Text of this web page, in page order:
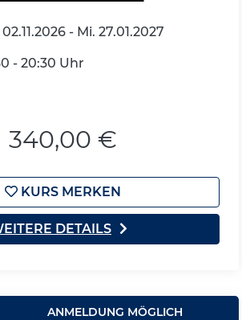
02.11.2026 - Mi. 27.01.2027
- 20:30 Uhr
340,00 €
KURS MERKEN
DETAILS
ANMELDUNG MÖGLICH